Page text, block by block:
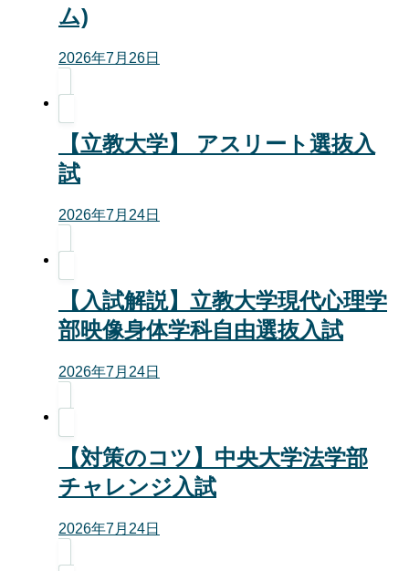
ム)
2026年7月26日
【立教大学】 アスリート選抜入
試
2026年7月24日
【入試解説】立教大学現代心理学
部映像身体学科自由選抜入試
2026年7月24日
【対策のコツ】中央大学法学部
チャレンジ入試
2026年7月24日